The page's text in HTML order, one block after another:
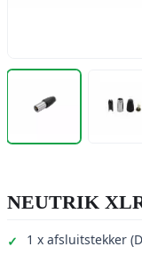
NEUTRIK
1 x afsluitstekker